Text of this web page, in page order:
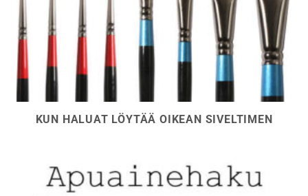
KUN HALUAT LÖYTÄÄ OIKEAN SIVELTIMEN